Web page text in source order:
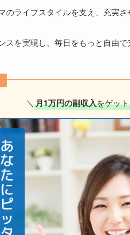
ライフスタイルを支え、充実さ
スを実現し、毎日をもっと自由
＼ 月1万円の副収入をゲット